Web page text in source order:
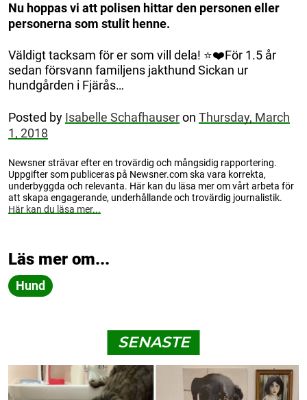
Nu hoppas vi att polisen hittar den personen eller
personerna som stulit henne.
Väldigt tacksam för er som vill dela! ⭐️❤️För 1.5 år
sedan försvann familjens jakthund Sickan ur
hundgården i Fjärås…
Posted by Isabelle Schafhauseron Thursday, March
1, 2018
Newsner strävar efter en trovärdig och mångsidig rapportering.
Uppgifter som publiceras på Newsner.com ska vara korrekta,
underbyggda och relevanta. Här kan du läsa mer om vårt arbeta för
att skapa engagerande, underhållande och trovärdig journalistik.
Här kan du läsa mer...
Läs mer om...
Hund
SENASTE